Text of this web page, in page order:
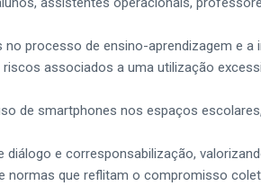
processo de ensino-aprendizagem e
associados a uma utilização
de smartphones nos espaços
e corresponsabilização,
que reflitam o compromisso